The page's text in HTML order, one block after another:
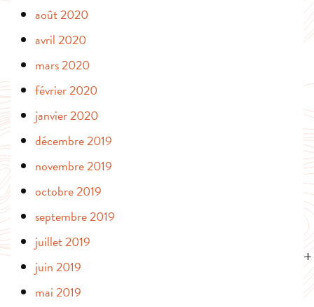
août 2020
avril 2020
mars 2020
février 2020
janvier 2020
décembre 2019
novembre 2019
octobre 2019
septembre 2019
juillet 2019
juin 2019
mai 2019